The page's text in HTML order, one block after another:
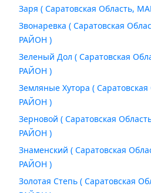
Заря ( Саратовская Область,
Звонаревка ( Саратовская
РАЙОН )
Зеленый Дол ( Саратовская
РАЙОН )
Земляные Хутора (
РАЙОН )
Зерновой ( Саратовская
РАЙОН )
Знаменский ( Саратовская
РАЙОН )
Золотая Степь ( Саратовская